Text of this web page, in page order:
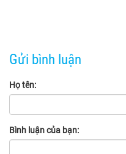
Gửi bình luận
Họ tên:
Bình luận của bạn: